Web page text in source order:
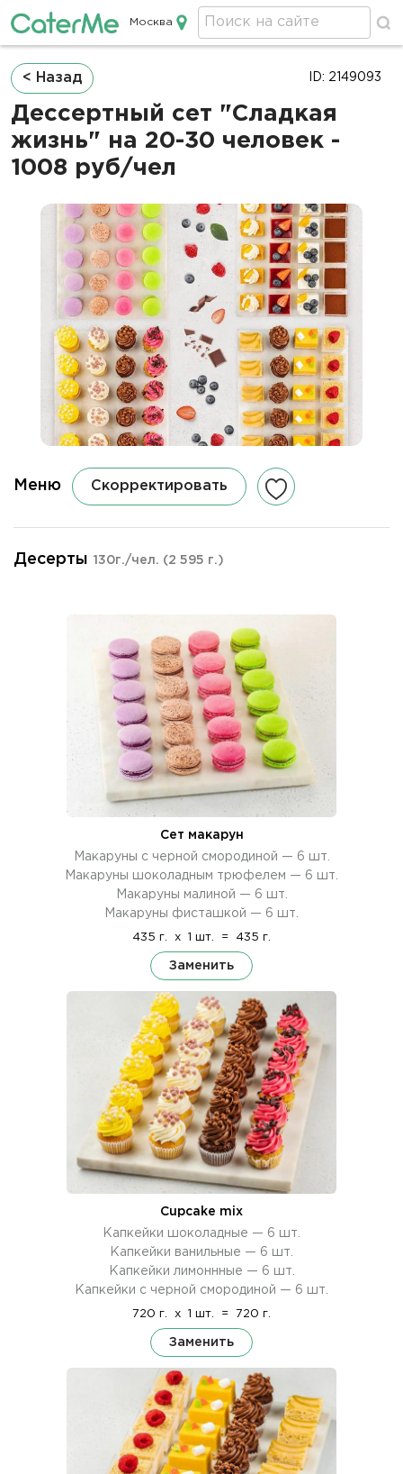
Кейтеринг в Москве
Москва
Строка
навигации
< Назад
Дессертный сет "Сладкая
жизнь" на 20-30 человек -
1008 руб/чел
ID: 2149093
Меню Скорректировать
Десерты 130г./чел. (2 595 г.)
Сет макарун
Макаруны с черной смородиной — 6 шт.
Макаруны шоколадным трюфелем — 6 шт.
Макаруны малиной — 6 шт.
Макаруны фисташкой — 6 шт.
435 г. x 1 шт. = 435 г.
Заменить
Cupcake mix
Капкейки шоколадные — 6 шт.
Капкейки ванильные — 6 шт.
Капкейки лимоннные — 6 шт.
Капкейки с черной смородиной — 6 шт.
720 г. x 1 шт. = 720 г.
Заменить